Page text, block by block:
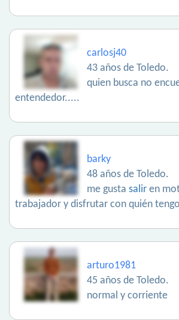
carlosj40
43 años de Toledo.
quien busca no
entendedor.....
barky
48 años de Toledo.
me gusta salir en
trabajador y disfrutar con quién
arturo1981
45 años de Toledo.
normal y corriente